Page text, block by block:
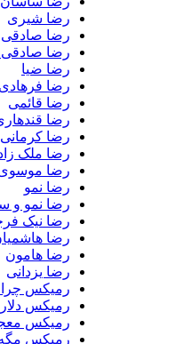
رضا شیری
رضا صادقی
رضا صادقی بنام
رضا ضیا
رضا فرهادی
رضا قائمی
رضا قندهاری
رضا کرمانی
رضا ملک زاده
رضا موسوی
رضا نمو
رضا نمو و سکسکه
رضا نیک فرجام
رضا هاشمیان
رضا هامون
رضا یزدانی
رمیکس چرا تو از
رمیکس دلارام از
رمیکس معجزه اینه
رمیکس مگه دیوونه